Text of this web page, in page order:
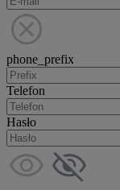
phone_prefix
Telefon
Hasło